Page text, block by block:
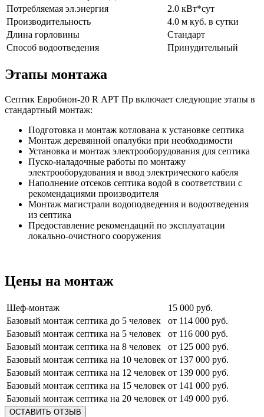
Потребляемая эл.энергия
2.0 кВт*сут
Производительность
4.0 м куб. в сутки
Длина горловины
Стандарт
Способ водоотведения
Принудительный
Этапы монтажа
Септик Евробион-20 R АРТ Пр включает следующие этапы в
стандартный монтаж:
Подготовка и монтаж котлована к установке септика
Монтаж деревянной опалубки при необходимости
Установка и монтаж электрооборудования для септика
Пуско-наладочные работы по монтажу
электрооборудования и ввод электрического кабеля
Наполнение отсеков септика водой в соответствии с
рекомендациями производителя
Монтаж магистрали водоподведения и водоотведения
из септика
Предоставление рекомендаций по эксплуатации
локально-очистного сооружения
Цены на монтаж
Шеф-монтаж
15 000 руб.
Базовый монтаж септика до 5 человек
от 114 000 руб.
Базовый монтаж септика на 5 человек
от 116 000 руб.
Базовый монтаж септика на 8 человек
от 125 000 руб.
Базовый монтаж септика на 10 человек от 137 000 руб.
Базовый монтаж септика на 12 человек от 139 000 руб.
Базовый монтаж септика на 15 человек от 141 000 руб.
Базовый монтаж септика на 20 человек от 149 000 руб.
ОСТАВИТЬ ОТЗЫВ